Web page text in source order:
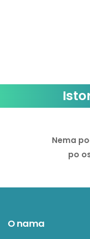
Nema
po
O nama